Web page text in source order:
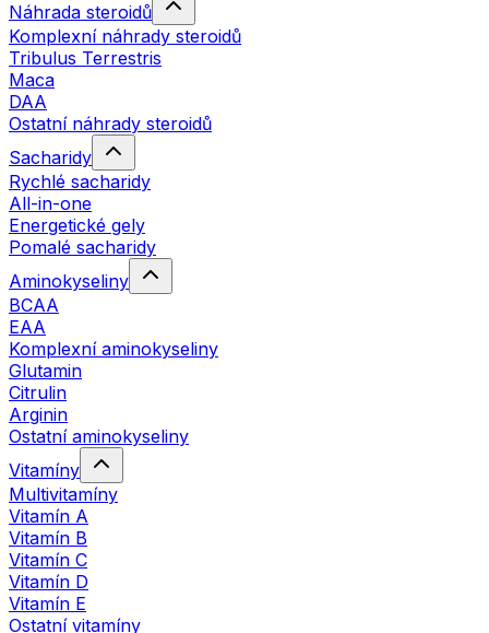
Náhrada steroidů
Komplexní náhrady steroidů
Tribulus Terrestris
Maca
DAA
Ostatní náhrady steroidů
Sacharidy
Rychlé sacharidy
All-in-one
Energetické gely
Pomalé sacharidy
Aminokyseliny
BCAA
EAA
Komplexní aminokyseliny
Glutamin
Citrulin
Arginin
Ostatní aminokyseliny
Vitamíny
Multivitamíny
Vitamín A
Vitamín B
Vitamín C
Vitamín D
Vitamín E
Ostatní vitamíny